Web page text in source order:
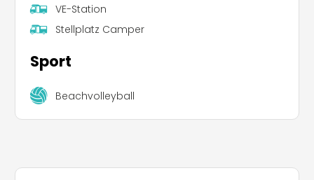
VE-Station
Stellplatz Camper
Sport
Beachvolleyball